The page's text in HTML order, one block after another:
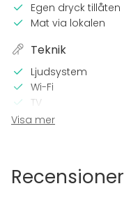
Egen dryck tillåten
Mat via lokalen
Teknik
Ljudsystem
Wi-Fi
TV
I lokalen
Högljudd musik OK
Visa mer
Recensioner